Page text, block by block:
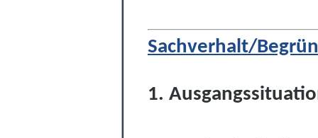
Sachverhalt/
1.